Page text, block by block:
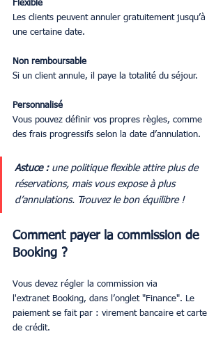
Flexible
Les clients peuvent annuler gratuitement jusqu’à
une certaine date.
Non remboursable
Si un client annule, il paye la totalité du séjour.
Personnalisé
Vous pouvez définir vos propres règles, comme
des frais progressifs selon la date d’annulation.
Astuce : une politique flexible attire plus de
réservations, mais vous expose à plus
d’annulations. Trouvez le bon équilibre !
Comment payer la commission de
Booking ?
Vous devez régler la commission via
l'extranet Booking, dans l’onglet "Finance". Le
paiement se fait par : virement bancaire et carte
de crédit.